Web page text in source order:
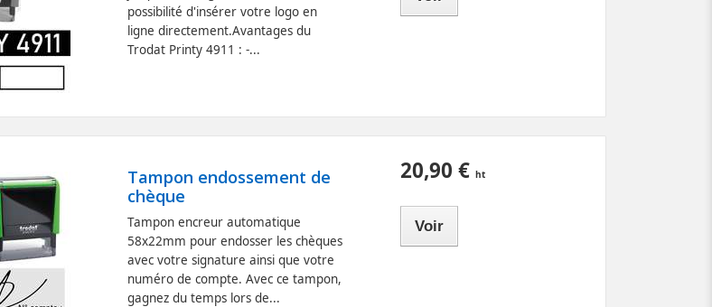
possibilité d'insérer votre logo en
ligne directement.Avantages du
Trodat Printy 4911 : -...
Tampon endossement de
chèque
Tampon encreur automatique
58x22mm pour endosser les chèques
avec votre signature ainsi que votre
numéro de compte. Avec ce tampon,
gagnez du temps lors de...
20,90 €
Voir